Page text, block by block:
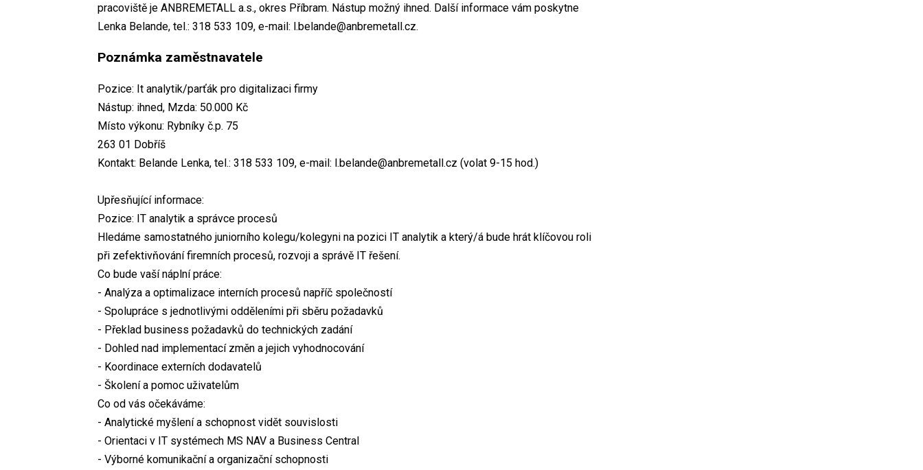
pracoviště je ANBREMETALL a.s., okres Příbram. Nástup možný ihned. Další informace vám poskytne
Lenka Belande, tel.: 318 533 109, e-mail: l.belande@anbremetall.cz.
Poznámka zaměstnavatele
Pozice: It analytik/parťák pro digitalizaci firmy
Nástup: ihned, Mzda: 50.000 Kč
Místo výkonu: Rybníky č.p. 75
263 01 Dobříš
Kontakt: Belande Lenka, tel.: 318 533 109, e-mail: l.belande@anbremetall.cz (volat 9-15 hod.)
Upřesňující informace:
Pozice: IT analytik a správce procesů
Hledáme samostatného juniorního kolegu/kolegyni na pozici IT analytik a který/á bude hrát klíčovou roli
při zefektivňování firemních procesů, rozvoji a správě IT řešení.
Co bude vaší náplní práce:
- Analýza a optimalizace interních procesů napříč společností
- Spolupráce s jednotlivými odděleními při sběru požadavků
- Překlad business požadavků do technických zadání
- Dohled nad implementací změn a jejich vyhodnocování
- Koordinace externích dodavatelů
- Školení a pomoc uživatelům
Co od vás očekáváme:
- Analytické myšlení a schopnost vidět souvislosti
- Orientaci v IT systémech MS NAV a Business Central
- Výborné komunikační a organizační schopnosti